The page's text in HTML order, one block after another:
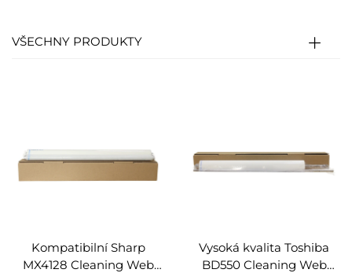
VŠECHNY PRODUKTY
Kompatibilní Sharp
MX4128 Cleaning Web
Vysoká kvalita Toshiba
BD550 Cleaning Web